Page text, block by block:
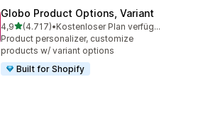
Globo Product Options, Variant
4,9von 5 Sternen
(4.717)
4717 Rezensionen insgesamt
•
Kostenloser Plan verfügbar
Product personalizer, customize
products w/ variant options
Built for Shopify